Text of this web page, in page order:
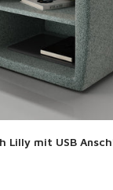
Lilly mit USB